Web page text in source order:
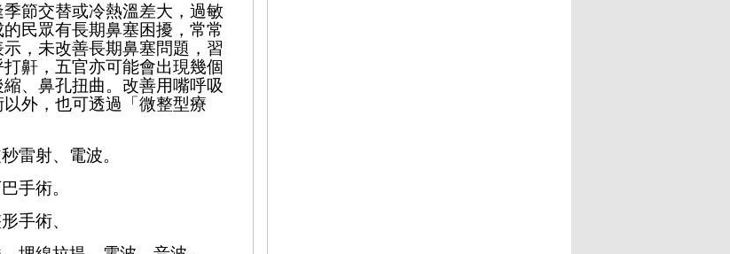
節交替或冷熱溫差大，過敏
民眾有長期鼻塞困擾， 常常
示，未改善長期鼻塞問題，習
鼾，五官亦可能會出現幾個
縮、鼻孔扭曲。改善用嘴呼吸
以外， 也可透過「微整型療
雷射、電波。
手術。
手術、